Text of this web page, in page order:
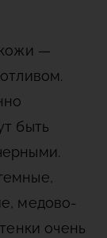
—
быть
медово-
очень